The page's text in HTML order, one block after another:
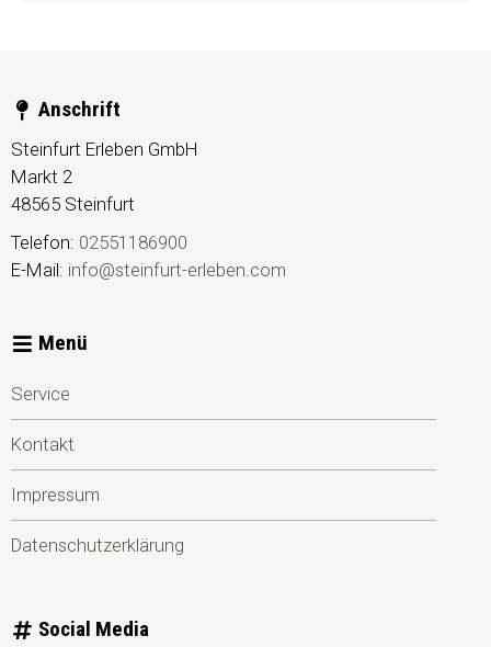
Anschrift
Steinfurt Erleben GmbH
Markt 2
48565 Steinfurt
Telefon: 02551186900
E-Mail: info@steinfurt-erleben.com
Menü
Service
Kontakt
Impressum
Datenschutzerklärung
Social Media